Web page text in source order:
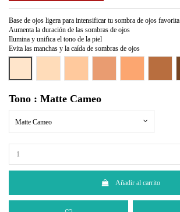
Base de ojos ligera para intensificar tu sombra de ojos favorita
Aumenta la duración de las sombras de ojos
Ilumina y unifica el tono de la piel
Evita las manchas y la caída de sombras de ojos
Tono : Matte Cameo
Matte Cameo
Añadir al carrito